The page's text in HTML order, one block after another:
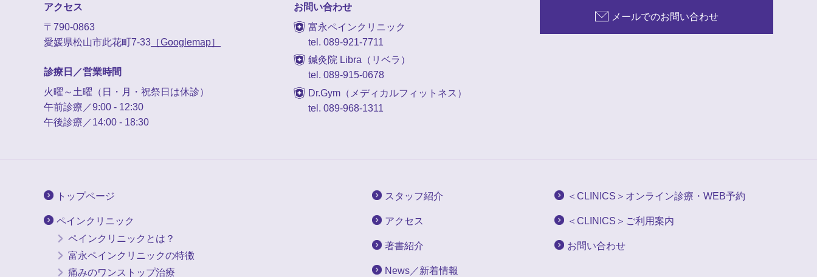
アクセス
〒790-0863
愛媛県松山市此花町7-33 ［Googlemap］
診療日／営業時間
火曜～土曜（日・月・祝祭日は休診）
午前診療／9:00 - 12:30
午後診療／14:00 - 18:30
お問い合わせ
富永ペインクリニック
tel. 089-921-7711
鍼灸院 Libra（リベラ）
tel. 089-915-0678
Dr.Gym（メディカルフィットネス）
tel. 089-968-1311
メールでのお問い合わせ
トップページ
ペインクリニック
ペインクリニックとは？
富永ペインクリニックの特徴
痛みのワンストップ治療
スタッフ紹介
アクセス
著書紹介
News／新着情報
＜CLINICS＞オンライン診療・WEB予約
＜CLINICS＞ご利用案内
お問い合わせ